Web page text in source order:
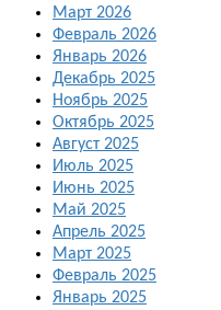
Март 2026
Февраль 2026
Январь 2026
Декабрь 2025
Ноябрь 2025
Октябрь 2025
Август 2025
Июль 2025
Июнь 2025
Май 2025
Апрель 2025
Март 2025
Февраль 2025
Январь 2025